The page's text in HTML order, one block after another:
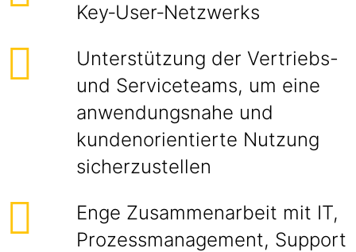
Key‑User‑Netzwerks
Unterstützung der Vertriebs-
und Serviceteams, um eine
anwendungsnahe und
kundenorientierte Nutzung
sicherzustellen
Enge Zusammenarbeit mit IT,
Prozessmanagement, Support